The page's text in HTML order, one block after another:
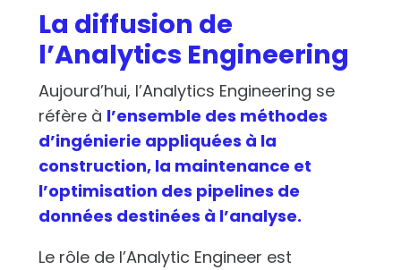
La diffusion de
l’Analytics Engineering
Aujourd’hui, l’Analytics Engineering se
réfère à l’ensemble des méthodes
d’ingénierie appliquées à la
construction, la maintenance et
l’optimisation des pipelines de
données destinées à l’analyse.
Le rôle de l’Analytic Engineer est